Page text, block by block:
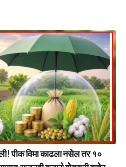
पीक विमा काढला नसेल तर १०